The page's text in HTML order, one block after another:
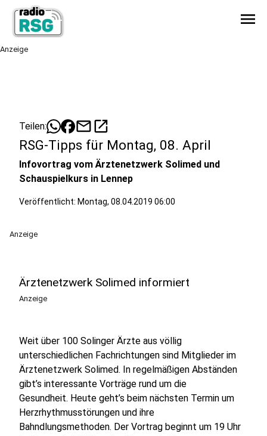
menu
Anzeige
Teilen: mailopen_in_new
RSG-Tipps für Montag, 08. April
Infovortrag vom Ärztenetzwerk Solimed und
Schauspielkurs in Lennep
Veröffentlicht: Montag, 08.04.2019 06:00
Anzeige
Ärztenetzwerk Solimed informiert
Anzeige
Weit über 100 Solinger Ärzte aus völlig
unterschiedlichen Fachrichtungen sind Mitglieder im
Ärztenetzwerk Solimed. In regelmäßigen Abständen
gibt’s interessante Vorträge rund um die
Gesundheit. Heute geht’s beim nächsten Termin um
Herzrhythmusstörungen und ihre
Bahndlungsmethoden. Der Vortrag beginnt um 19 Uhr